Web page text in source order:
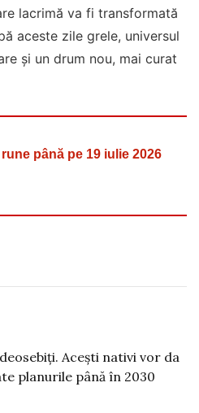
lacrimă va fi transformată
aceste zile grele, universul
și un drum nou, mai curat
până pe 19 iulie 2026
Acești nativi vor da
planurile până în 2030